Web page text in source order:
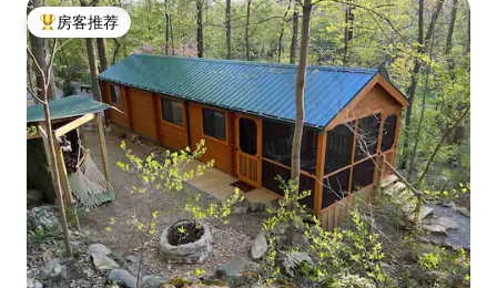
热门「房客推荐」
房客推荐